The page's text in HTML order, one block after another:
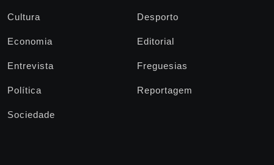
Cultura Desporto
Economia Editorial
Entrevista Freguesias
Política Reportagem
Sociedade